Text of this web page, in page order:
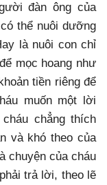
đàn ông của
thể nuôi dưỡng
là nuôi con chỉ
mọc hoang như
tiền riêng để
muốn một lời
chẳng thích
và khó theo của
chuyện của cháu
trả lời, theo lẽ